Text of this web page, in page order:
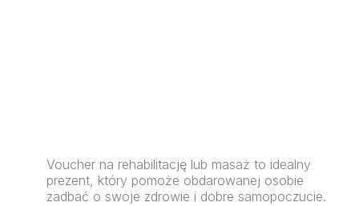
Voucher na rehabilitację lub masaż to idealny
prezent, który pomoże obdarowanej osobie
zadbać o swoje zdrowie i dobre samopoczucie.